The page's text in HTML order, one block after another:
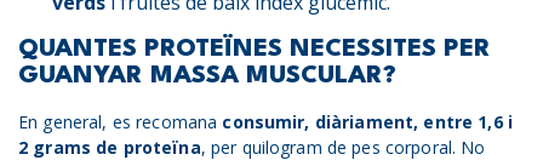
QUANTES PROTEÏNES NECESSITES PER
GUANYAR MASSA MUSCULAR?
En general, es recomana consumir, diàriament, entre 1,6 i
2 grams de proteïna, per quilogram de pes corporal. No